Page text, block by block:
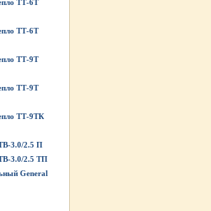
ТТ-6Т
ТТ-6Т
ТТ-9Т
ТТ-9Т
ТТ-9ТК
3.0/2.5 П
3.0/2.5 ТП
General